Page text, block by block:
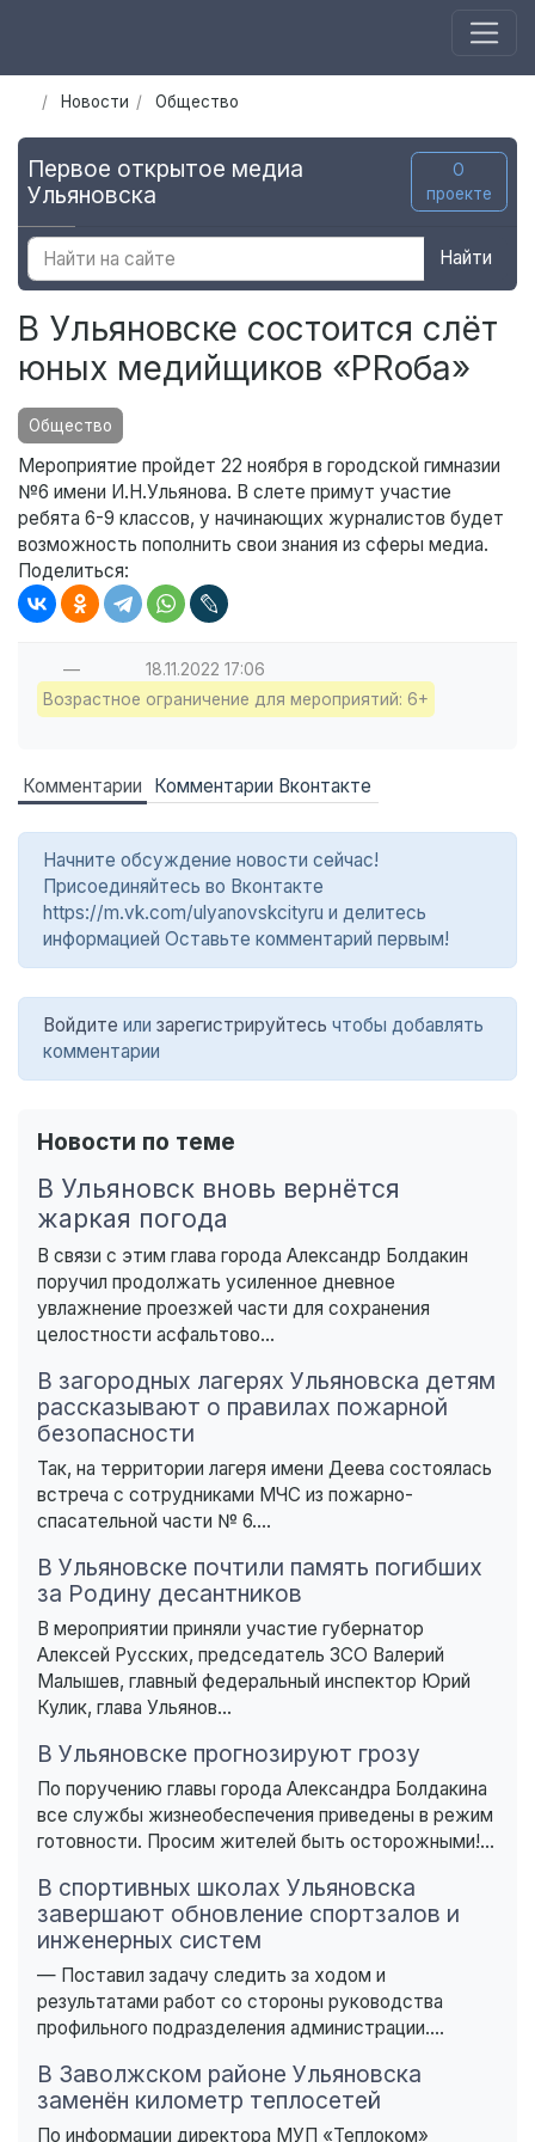
Новости Общество
Первое открытое медиа
Ульяновска
О
проекте
Найти
В Ульяновске состоится слёт
юных медийщиков «PRоба»
Общество
Мероприятие пройдет 22 ноября в городской гимназии
№6 имени И.Н.Ульянова. В слете примут участие
ребята 6-9 классов, у начинающих журналистов будет
возможность пополнить свои знания из сферы медиа.
Поделиться:
— 18.11.2022 17:06
Возрастное ограничение для мероприятий: 6+
Комментарии Комментарии Вконтакте
Начните обсуждение новости сейчас!
Присоединяйтесь во Вконтакте
https://m.vk.com/ulyanovskcityru и делитесь
информацией Оставьте комментарий первым!
Войдите или зарегистрируйтесь чтобы добавлять
комментарии
Новости по теме
В Ульяновск вновь вернётся
жаркая погода
В связи с этим глава города Александр Болдакин
поручил продолжать усиленное дневное
увлажнение проезжей части для сохранения
целостности асфальтово...
В загородных лагерях Ульяновска детям
рассказывают о правилах пожарной
безопасности
Так, на территории лагеря имени Деева состоялась
встреча с сотрудниками МЧС из пожарно-
спасательной части № 6....
В Ульяновске почтили память погибших
за Родину десантников
В мероприятии приняли участие губернатор
Алексей Русских, председатель ЗСО Валерий
Малышев, главный федеральный инспектор Юрий
Кулик, глава Ульянов...
В Ульяновске прогнозируют грозу
По поручению главы города Александра Болдакина
все службы жизнеобеспечения приведены в режим
готовности. Просим жителей быть осторожными!...
В спортивных школах Ульяновска
завершают обновление спортзалов и
инженерных систем
— Поставил задачу следить за ходом и
результатами работ со стороны руководства
профильного подразделения администрации....
В Заволжском районе Ульяновска
заменён километр теплосетей
По информации директора МУП «Теплоком»